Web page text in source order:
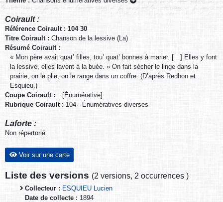
Coirault :
Référence Coirault : 104 30
Titre Coirault : Chanson de la lessive (La)
Résumé Coirault :
« Mon père avait quat’ filles, tou’ quat’ bonnes à marier. […] Elles y font
la lessive, elles lavent à la buée. » On fait sécher le linge dans la
prairie, on le plie, on le range dans un coffre. (D’après Redhon et
Esquieu.)
Coupe Coirault :
[Énumérative]
Rubrique Coirault : 104 - Énumératives diverses
Laforte :
Non répertorié
Voir sur une carte
Liste des versions (2 versions, 2 occurrences )
Collecteur : ESQUIEU Lucien
Date de collecte : 1894